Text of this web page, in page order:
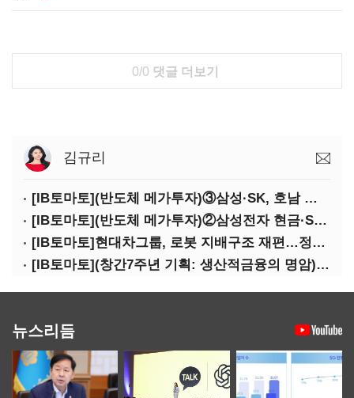
0/0 댓글 더보기
김규리
[IB토마토](반도체 메가투자)③삼성·SK, 호남 동시 출격…인력·협력사 쟁탈전
[IB토마토](반도체 메가투자)②삼성전자 현금·SDI 차입…엇갈린 2655조 투자체력
[IB토마토]현대차그룹, 로봇 지배구조 재편…정의선 1245억 추가 투입 유력
[IB토마토](창간7주년 기획: 생산적금융의 명암)③선택받은 산업, 커진 자금격차
뉴스리듬